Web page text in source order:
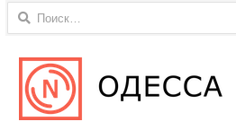
Найти: